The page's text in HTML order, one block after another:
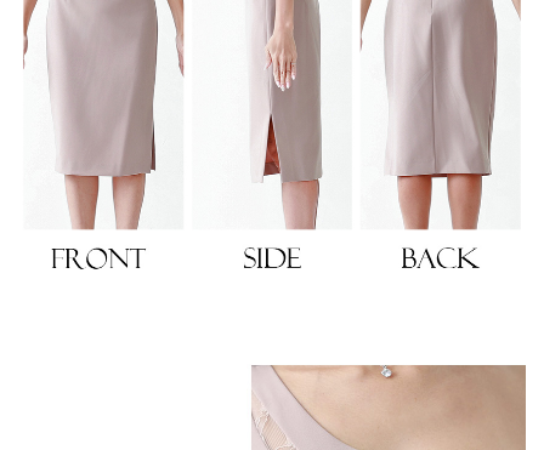
、自分らしく、美しく。-
エレガンスをひとさじー
エット。 夏の視線を独り占めする「夏の主役ラップロングドレス」